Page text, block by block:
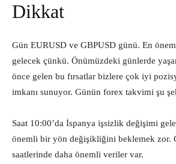
Dikkat
Gün EURUSD ve GBPUSD günü. En
gelecek çünkü. Önümüzdeki günlerde
önce gelen bu fırsatlar bizlere çok iyi
imkanı sunuyor. Günün forex takvimi şu
Saat 10:00’da İspanya işsizlik değişimi
önemli bir yön değişikliğini beklemek zor.
saatlerinde daha önemli veriler var.